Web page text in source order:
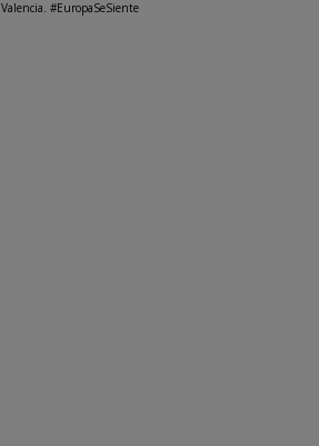
Valencia. #EuropaSeSiente